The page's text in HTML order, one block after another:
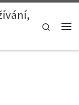
Search